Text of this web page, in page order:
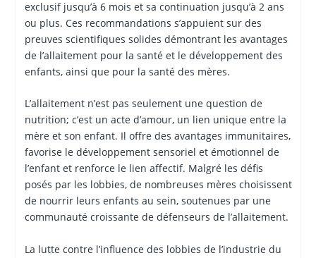
exclusif jusqu’à 6 mois et sa continuation jusqu’à 2 ans
ou plus. Ces recommandations s’appuient sur des
preuves scientifiques solides démontrant les avantages
de l’allaitement pour la santé et le développement des
enfants, ainsi que pour la santé des mères.
L’allaitement n’est pas seulement une question de
nutrition; c’est un acte d’amour, un lien unique entre la
mère et son enfant. Il offre des avantages immunitaires,
favorise le développement sensoriel et émotionnel de
l’enfant et renforce le lien affectif. Malgré les défis
posés par les lobbies, de nombreuses mères choisissent
de nourrir leurs enfants au sein, soutenues par une
communauté croissante de défenseurs de l’allaitement.
La lutte contre l’influence des lobbies de l’industrie du